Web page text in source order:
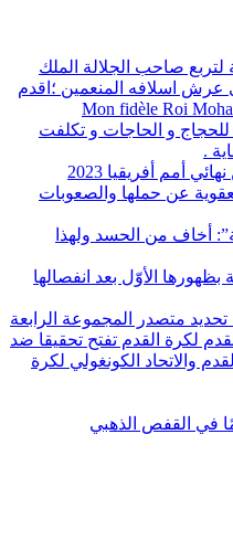
الذكرى الغالية 25سنة لتربع صاحب الجلالة الملك
اسلافه المنعمين ؛اقدم
و الحاجات و تكلفت
.
أمم أفريقيا 2023
عن حملها والصعوبات
أخاف من الحسد ولهذا
الأوّل بعد انفصالها
تحديد متصدر المجموعة الرابعة
لكرة القدم تفتح تحقيقا ضد
والاتحاد الكونغولي لكرة